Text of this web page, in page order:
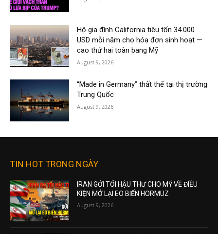
Hộ gia đình California tiêu tốn 34.000
USD mỗi năm cho hóa đơn sinh hoạt —
cao thứ hai toàn bang Mỹ
August 9, 2026
“Made in Germany” thất thế tại thị trường
Trung Quốc
August 9, 2026
TIN HOT TRONG NGÀY
IRAN GỞI TỐI HẬU THƯ CHO MỸ VỀ ĐIỀU
KIỆN MỞ LẠI EO BIỂN HORMUZ
August 9, 2026